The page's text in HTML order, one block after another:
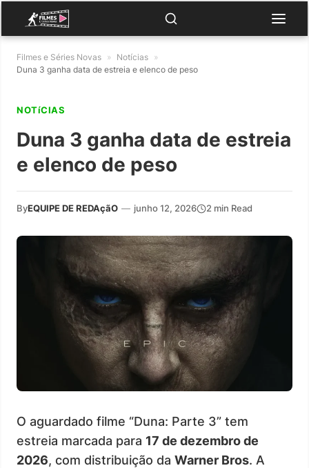
Filmes e Séries Novas » Notícias »
Duna 3 ganha data de estreia e elenco de peso
NOTíCIAS
Duna 3 ganha data de estreia
e elenco de peso
ByEQUIPE DE REDAçãO — junho 12, 2026 2 min Read
O aguardado filme “Duna: Parte 3” tem
estreia marcada para 17 de dezembro de
2026, com distribuição da Warner Bros. A